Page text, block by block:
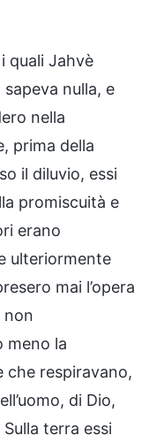
quali Jahvè
sapeva nulla, e
nella
prima della
il diluvio, essi
promiscuità e
erano
ulteriormente
mai l’opera
non
meno la
che respiravano,
di Dio,
terra essi